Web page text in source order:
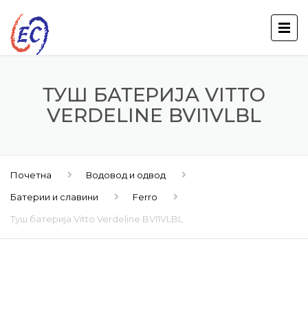
ТУШ БАТЕРИЈА VITTO
VERDELINE BVI1VLBL
Почетна
Водовод и одвод
Батерии и славини
Ferro
Туш батерија Vitto Verdeline BVI1VLBL